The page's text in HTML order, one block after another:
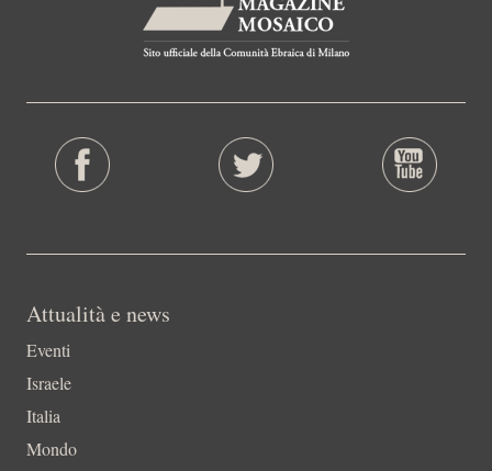
Attualità e news
Eventi
Israele
Italia
Mondo